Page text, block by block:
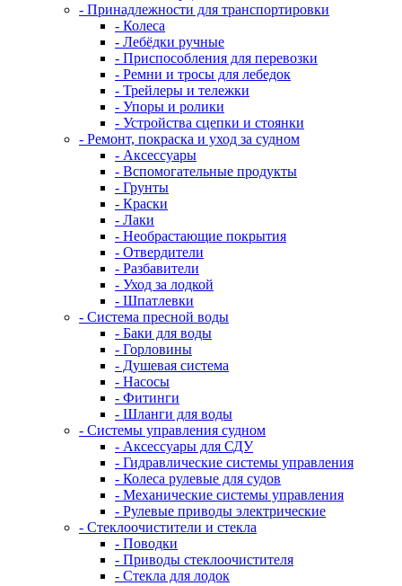
- Принадлежности для транспортировки
- Колеса
- Лебёдки ручные
- Приспособления для перевозки
- Ремни и тросы для лебедок
- Трейлеры и тележки
- Упоры и ролики
- Устройства сцепки и стоянки
- Ремонт, покраска и уход за судном
- Аксессуары
- Вспомогательные продукты
- Грунты
- Краски
- Лаки
- Необрастающие покрытия
- Отвердители
- Разбавители
- Уход за лодкой
- Шпатлевки
- Система пресной воды
- Баки для воды
- Горловины
- Душевая система
- Насосы
- Фитинги
- Шланги для воды
- Системы управления судном
- Аксессуары для СДУ
- Гидравлические системы управления
- Колеса рулевые для судов
- Механические системы управления
- Рулевые приводы электрические
- Стеклоочистители и стекла
- Поводки
- Приводы стеклоочистителя
- Стекла для лодок